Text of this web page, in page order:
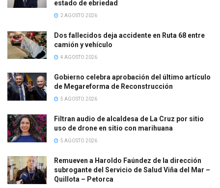
estado de ebriedad
2 AGOSTO 2026
Dos fallecidos deja accidente en Ruta 68 entre
camión y vehículo
4 AGOSTO 2026
Gobierno celebra aprobación del último artículo
de Megareforma de Reconstrucción
5 AGOSTO 2026
Filtran audio de alcaldesa de La Cruz por sitio
uso de drone en sitio con marihuana
5 AGOSTO 2026
Remueven a Haroldo Faúndez de la dirección
subrogante del Servicio de Salud Viña del Mar –
Quillota – Petorca